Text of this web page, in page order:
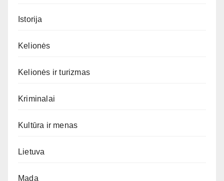
Istorija
Kelionės
Kelionės ir turizmas
Kriminalai
Kultūra ir menas
Lietuva
Mada